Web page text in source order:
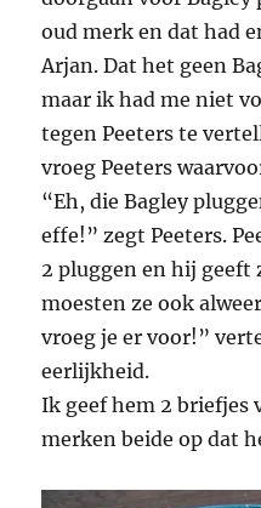
oud merk en dat had
Arjan. Dat het geen
maar ik had me niet
tegen Peeters te
vroeg Peeters
“Eh, die Bagley
effe!” zegt Peeters.
2 pluggen en hij geeft
moesten ze ook
vroeg je er voor!”
eerlijkheid.
Ik geef hem 2 briefjes
merken beide op dat